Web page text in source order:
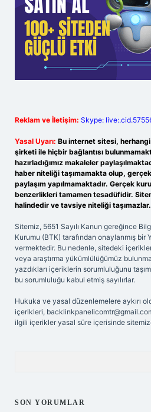
Reklam ve İletişim: Skype:
Yasal Uyarı: Bu internet sitesi,
şirketi ile hiçbir bağlantısı
hazırladığımız makaleler
haber niteliği taşımamakta olup,
paylaşım yapılmamaktadır. Gerçek
benzerlikleri tamamen tesadüfidir.
halindedir ve tavsiye niteliği taşımazlar.
Sitemiz, 5651 Sayılı Kanun gereğince
Kurumu (BTK) tarafından onaylanmış bir
vermektedir. Bu nedenle, sitedeki
veya araştırma yükümlülüğümüz
yazdıkları içeriklerin sorumluluğunu
bu sorumluluğu kabul etmiş sayılırlar.
Hukuka ve yasal düzenlemelere aykırı
içerikleri,
ilgili içerikler yasal süre içerisinde
SON YORUMLAR